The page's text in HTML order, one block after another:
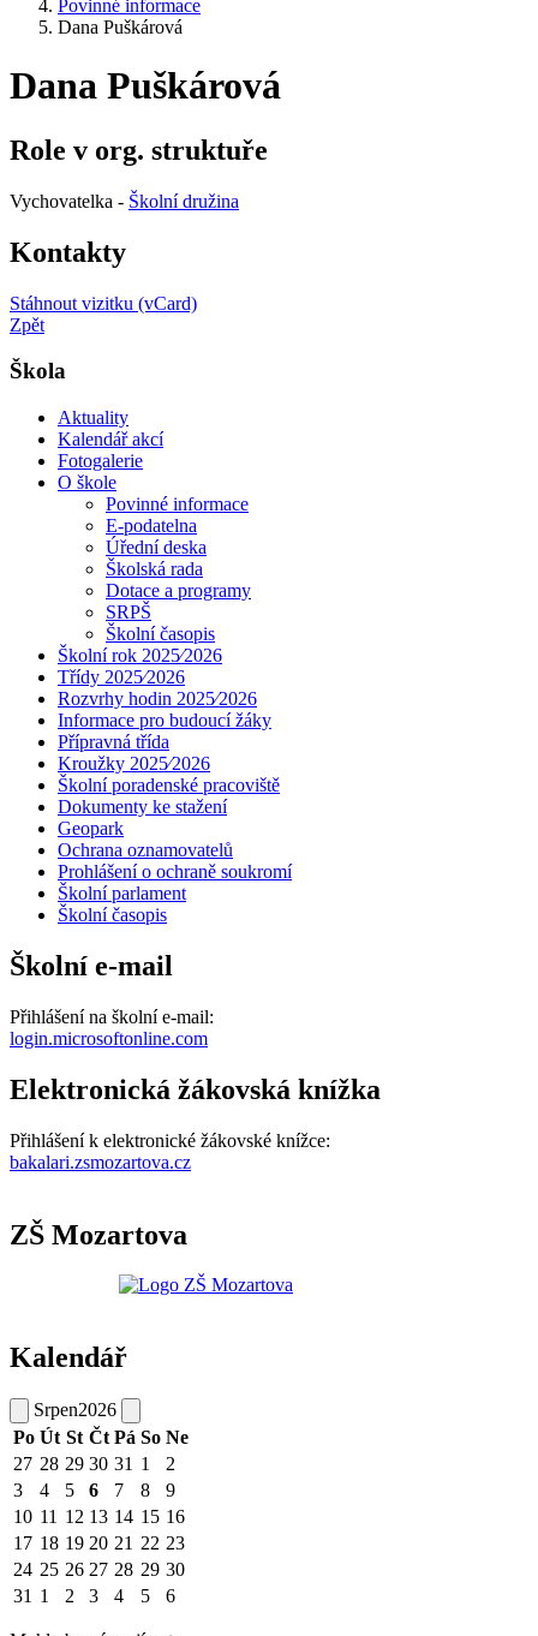
Povinné informace
Dana Puškárová
Dana Puškárová
Role v org. struktuře
Vychovatelka - Školní družina
Kontakty
Stáhnout vizitku (vCard)
Zpět
Škola
Aktuality
Kalendář akcí
Fotogalerie
O škole
Povinné informace
E-podatelna
Úřední deska
Školská rada
Dotace a programy
SRPŠ
Školní časopis
Školní rok 2025⁄2026
Třídy 2025⁄2026
Rozvrhy hodin 2025⁄2026
Informace pro budoucí žáky
Přípravná třída
Kroužky 2025⁄2026
Školní poradenské pracoviště
Dokumenty ke stažení
Geopark
Ochrana oznamovatelů
Prohlášení o ochraně soukromí
Školní parlament
Školní časopis
Školní e-mail
Přihlášení na školní e-mail:
login.microsoftonline.com
Elektronická žákovská knížka
Přihlášení k elektronické žákovské knížce:
bakalari.zsmozartova.cz
ZŠ Mozartova
Kalendář
Srpen2026
Po Út St Čt Pá So Ne
27 28 29 30 31 1
2
3
4 5 6 7 8
9
10 11 12 13 14 15 16
17 18 19 20 21 22 23
24 25 26 27 28 29 30
31 1 2 3 4 5 6